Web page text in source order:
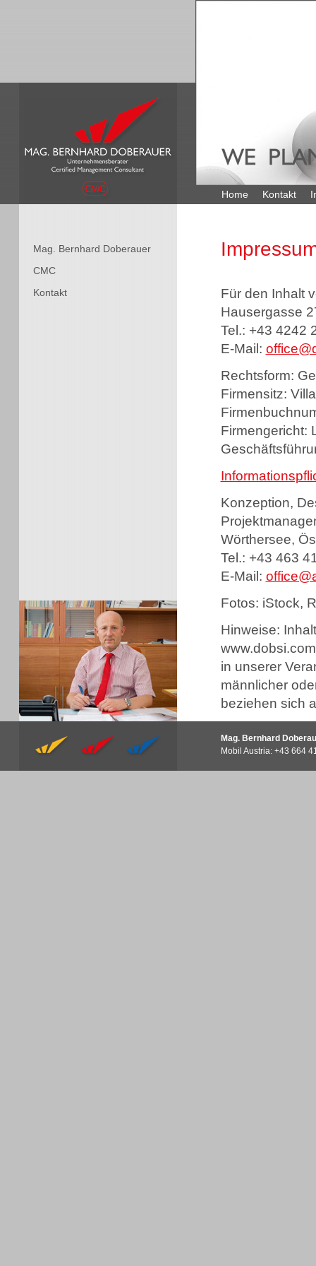
Home Kontakt
Mag. Bernhard Doberauer
CMC
Kontakt
Für den Inhalt
Hausergasse
Tel.: +43 4242
E-Mail:
Rechtsform:
Firmensitz:
Firmengericht:
Konzeption,
Wörthersee,
Tel.: +43 463
E-Mail:
Fotos: iStock,
Hinweise:
in unserer
männlicher
beziehen sich
Mag. Bernhard
Mobil Austria: +43 664